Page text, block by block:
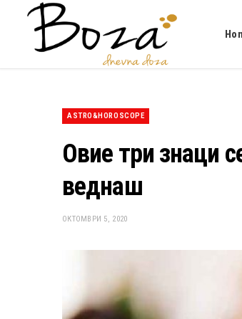
ASTRO&HOROSCOPE
Овие три знаци
веднаш
ОКТОМВРИ 5, 2020